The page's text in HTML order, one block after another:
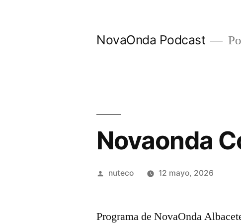
NovaOnda Podcast
Novaonda
Publicada
nuteco 12 mayo, 2026
Programa de NovaOnda